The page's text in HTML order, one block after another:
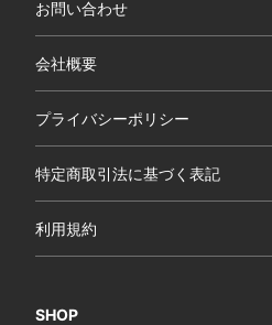
お問い合わせ
会社概要
プライバシーポリシー
特定商取引法に基づく表記
利用規約
SHOP